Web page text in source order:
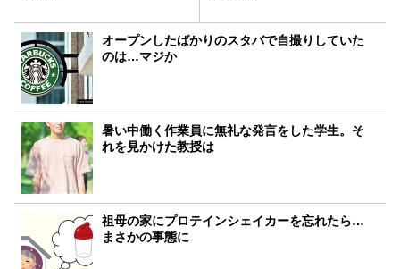
オープンしたばかりのスタバで自撮りしていた
のは…マジか
暑い中働く作業員に無礼な発言をした学生。そ
れを見かけた教授は
祖母の家にプロテインシェイカーを忘れたら…
まさかの事態に